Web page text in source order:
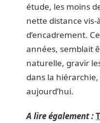
étude, les moins
nette distance vis-
d’encadrement.
années, semblait
naturelle, gravir
dans la
aujourd’hui.
A lire également :